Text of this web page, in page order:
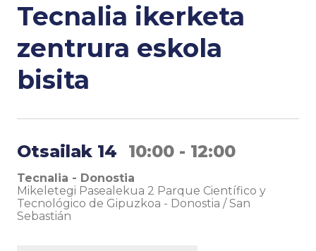
Tecnalia ikerketa
zentrura eskola
bisita
Otsailak 14 10:00 - 12:00
Tecnalia - Donostia
Mikeletegi Pasealekua 2 Parque Científico y
Tecnológico de Gipuzkoa - Donostia / San
Sebastián